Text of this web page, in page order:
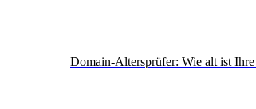
Domain-Altersprüfer: Wie alt ist